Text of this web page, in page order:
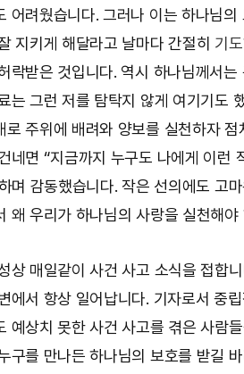
어려웠습니다. 그러나 이는 하나님
지키게 해달라고 날마다 간절히 기도
락받은 것입니다. 역시 하나님께서
는 그런 저를 탐탁지 않게 여기기도
로 주위에 배려와 양보를 실천하자
네면 “지금까지 누구도 나에게 이런
며 감동했습니다. 작은 선의에도 고
왜 우리가 하나님의 사랑을 실천해
상 매일같이 사건 사고 소식을 접합
에서 항상 일어납니다. 기자로서 중
예상치 못한 사건 사고를 겪은 사람
구를 만나든 하나님의 보호를 받길 바